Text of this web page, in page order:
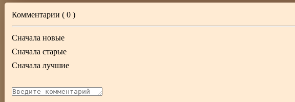
Комментарии ( 0)
Сначала новые
Сначала старые
Сначала лучшие